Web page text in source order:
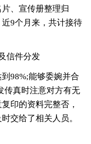
、宣传册整理归
9个月来，共计接待
信件分发
98%;能够委婉并合
传真时注意对方有无
印的资料完整否，
交给了相关人员。